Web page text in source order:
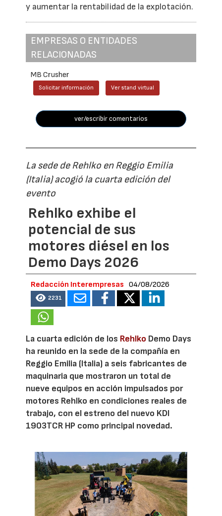
y aumentar la rentabilidad de la explotación.
EMPRESAS O ENTIDADES
RELACIONADAS
MB Crusher
Solicitar información Ver stand virtual
ver/escribir comentarios
La sede de Rehlko en Reggio Emilia
(Italia) acogió la cuarta edición del
evento
Rehlko exhibe el
potencial de sus
motores diésel en los
Demo Days 2026
Redacción Interempresas 04/08/2026
2231
La cuarta edición de los Rehlko Demo Days
ha reunido en la sede de la compañía en
Reggio Emilia (Italia) a seis fabricantes de
maquinaria que mostraron un total de
nueve equipos en acción impulsados por
motores Rehlko en condiciones reales de
trabajo, con el estreno del nuevo KDI
1903TCR HP como principal novedad.